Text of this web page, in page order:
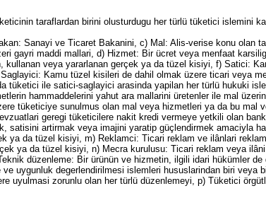
taraflardan birini olusturdugu her türlü tüketici islemini
Sanayi ve Ticaret Bakanini, c) Mal: Alis-verise konu olan
gayri maddi mallari, d) Hizmet: Bir ücret veya menfaat
veya yararlanan gerçek ya da tüzel kisiyi, f) Satici:
Kamu tüzel kisileri de dahil olmak üzere ticari veya
ile satici-saglayici arasinda yapilan her türlü hukuki
hammaddelerini yahut ara mallarini üretenler ile mal
tüketiciye sunulmus olan mal veya hizmetleri ya da bu mal
geregi tüketicilere nakit kredi vermeye yetkili olan
artirmak veya imajini yaratip güçlendirmek amaciyla
ya da tüzel kisiyi, m) Reklamci: Ticari reklam ve ilânlari
ya da tüzel kisiyi, n) Mecra kurulusu: Ticari reklam veya
düzenleme: Bir ürünün ve hizmetin, ilgili idari hükümler
uygunluk degerlendirilmesi islemleri hususlarindan biri veya
uyulmasi zorunlu olan her türlü düzenlemeyi, p) Tüketici